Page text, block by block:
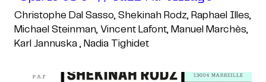
Christophe Dal Sasso, Shekinah Rodz, Raphael Illes,
Michael Steinman, Vincent Lafont, Manuel Marchès,
Karl Jannuska , Nadia Tighidet